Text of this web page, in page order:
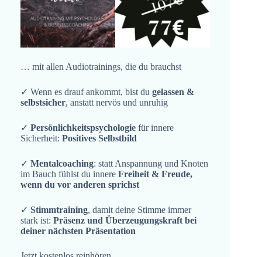
… mit allen Audiotrainings, die du brauchst
✓ Wenn es drauf ankommt, bist du gelassen &
selbstsicher, anstatt nervös und unruhig
✓ Persönlichkeitspsychologie für innere
Sicherheit: Positives Selbstbild
✓ Mentalcoaching: statt Anspannung und Knoten
im Bauch fühlst du innere Freiheit & Freude,
wenn du vor anderen sprichst
✓ Stimmtraining, damit deine Stimme immer
stark ist: Präsenz und Überzeugungskraft bei
deiner nächsten Präsentation